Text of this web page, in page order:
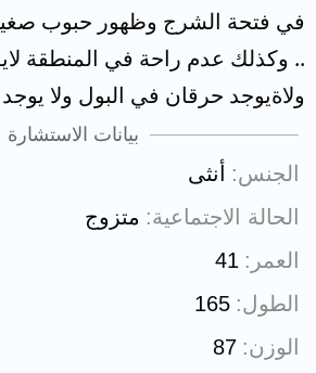
في فتحة الشرج وظهور حبوب
.. وكذلك عدم راحة في المنطقة
ولاةيوجد حرقان في البول ولا
بيانات الاستشارة
الجنس
أنثى
الحالة الاجتماعية
متزوج
العمر
41
الطول 165
الوزن 87